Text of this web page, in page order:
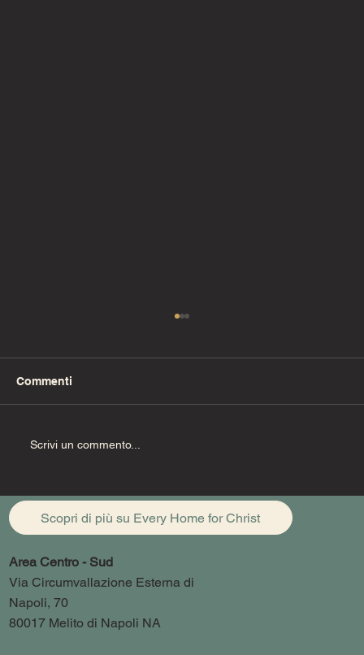
Commenti
Scrivi un commento...
Scopri di più su Every Home for Christ
Area Centro - Sud
Via Circumvallazione Esterna di
Napoli, 70
80017 Melito di Napoli NA